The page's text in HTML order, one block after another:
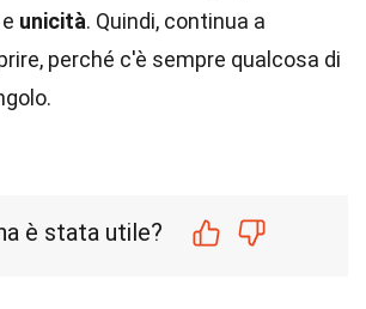
e unicità. Quindi, continua a
perché c'è sempre qualcosa di
è stata utile?